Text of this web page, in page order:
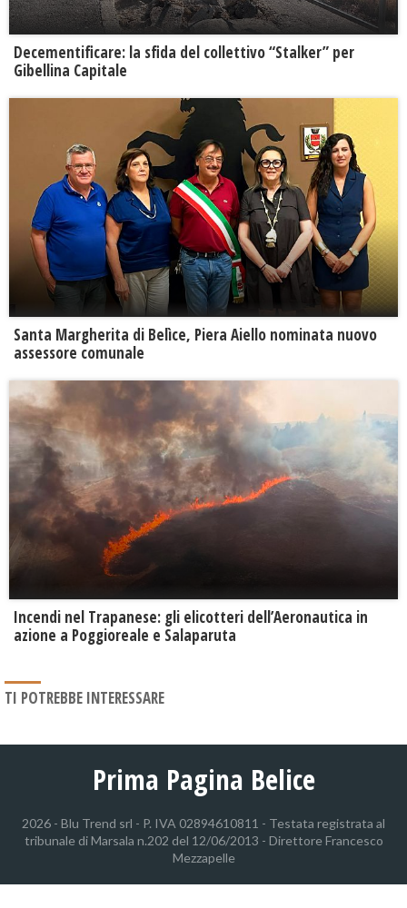
Decementificare: la sfida del collettivo “Stalker” per
Gibellina Capitale
Santa Margherita di Belìce, Piera Aiello nominata nuovo
assessore comunale
Incendi nel Trapanese: gli elicotteri dell’Aeronautica in
azione a Poggioreale e Salaparuta
TI POTREBBE INTERESSARE
Prima Pagina Belice
2026 - Blu Trend srl - P. IVA 02894610811 - Testata registrata al
tribunale di Marsala n.202 del 12/06/2013 - Direttore Francesco
Mezzapelle